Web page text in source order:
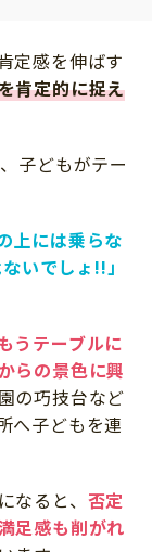
定感を伸ばす
肯定的に捉え
子どもがテー
上には乗らな
いでしょ!!」
うテーブルに
らの景色に興
の巧技台など
へ子どもを連
なると、 否定
足感も削がれ